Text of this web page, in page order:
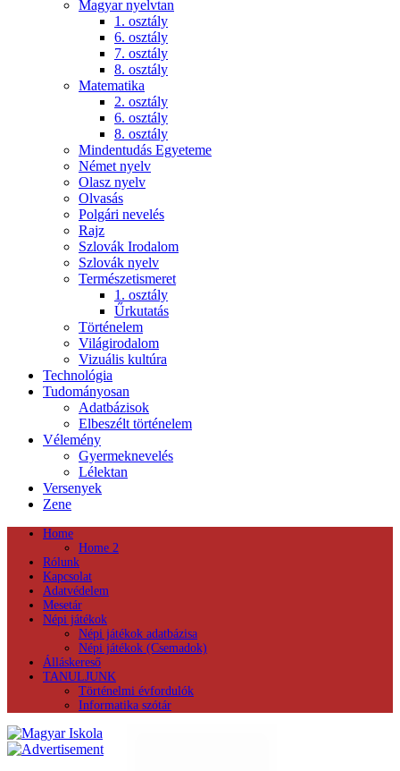
Magyar nyelvtan
1. osztály
6. osztály
7. osztály
8. osztály
Matematika
2. osztály
6. osztály
8. osztály
Mindentudás Egyeteme
Német nyelv
Olasz nyelv
Olvasás
Polgári nevelés
Rajz
Szlovák Irodalom
Szlovák nyelv
Természetismeret
1. osztály
Űrkutatás
Történelem
Világirodalom
Vizuális kultúra
Technológia
Tudományosan
Adatbázisok
Elbeszélt történelem
Vélemény
Gyermeknevelés
Lélektan
Versenyek
Zene
Home
Home 2
Rólunk
Kapcsolat
Adatvédelem
Mesetár
Népi játékok
Népi játékok adatbázisa
Népi játékok (Csemadok)
Álláskereső
TANULJUNK
Történelmi évfordulók
Informatika szótár